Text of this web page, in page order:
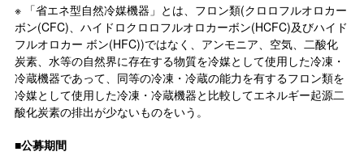
※ 「省エネ型自然冷媒機器」とは、フロン類(クロロフルオロカー
ボン(CFC)、ハイドロクロロフルオロカーボン(HCFC)及びハイド
フルオロカー ボン(HFC))ではなく、アンモニア、空気、二酸化
炭素、水等の自然界に存在する物質を冷媒として使用した冷凍・
冷蔵機器であって、同等の冷凍・冷蔵の能力を有するフロン類を
冷媒として使用した冷凍・冷蔵機器と比較してエネルギー起源二
酸化炭素の排出が少ないものをいう。
■公募期間